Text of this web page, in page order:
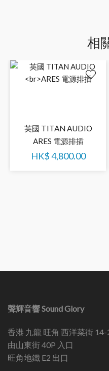
相
英國 TITAN AUDIO
ARES 電源排插
HK$4,800.00
聲輝音響 Sound Glory
香港 九龍 旺角 西洋菜街
由山東街 40P 入口
旺角地鐵 E2 出口